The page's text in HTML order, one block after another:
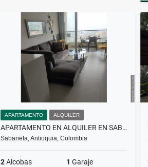
APARTAMENTO ALQUILER
APARTAMENTO EN ALQUILER EN SABANETA
Sabaneta, Antioquia, Colombia
2Alcobas 1 Garaje